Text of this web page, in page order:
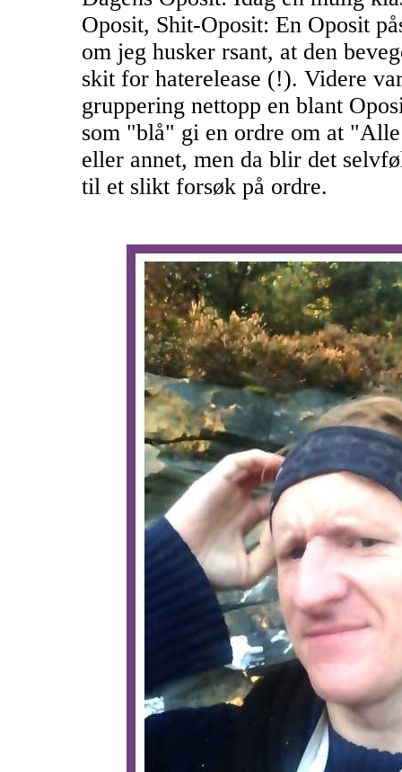
Oposit, Shit-Oposit: En Oposit
om jeg husker rsant, at den
skit for haterelease (!). Videre
gruppering nettopp en blant
som "blå" gi en ordre om at
eller annet, men da blir det
til et slikt forsøk på ordre.